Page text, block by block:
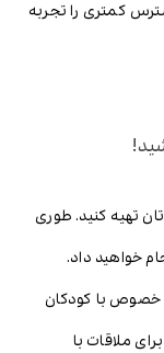
کمتری را تجربه
تهیه کنید. طوری
خواهید داد.
خصوص با کودکان
ملاقات با